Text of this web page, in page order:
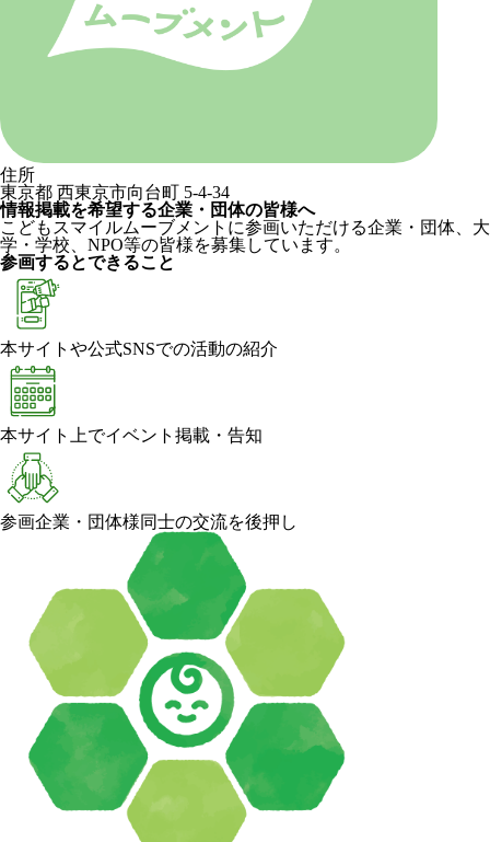
住所
東京都 西東京市向台町 5-4-34
情報掲載を希望する企業・団体の皆様へ
こどもスマイルムーブメントに参画いただける企業・団体、大
学・学校、NPO等の皆様を募集しています。
参画するとできること
本サイトや公式SNSでの活動の紹介
本サイト上でイベント掲載・告知
参画企業・団体様同士の交流を後押し